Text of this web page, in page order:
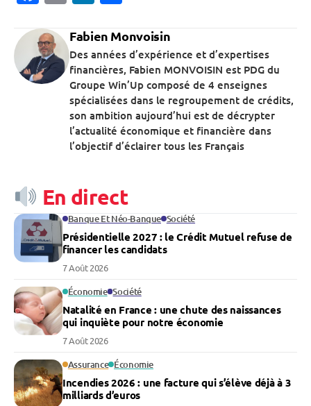
Fabien Monvoisin
Des années d’expérience et d’expertises
financières, Fabien MONVOISIN est PDG du
Groupe Win’Up composé de 4 enseignes
spécialisées dans le regroupement de crédits,
son ambition aujourd’hui est de décrypter
l’actualité économique et financière dans
l’objectif d’éclairer tous les Français
En direct
Banque Et Néo-Banque Société
Présidentielle 2027 : le Crédit Mutuel refuse de
financer les candidats
7 Août 2026
Économie Société
Natalité en France : une chute des naissances
qui inquiète pour notre économie
7 Août 2026
Assurance Économie
Incendies 2026 : une facture qui s’élève déjà à 3
milliards d’euros